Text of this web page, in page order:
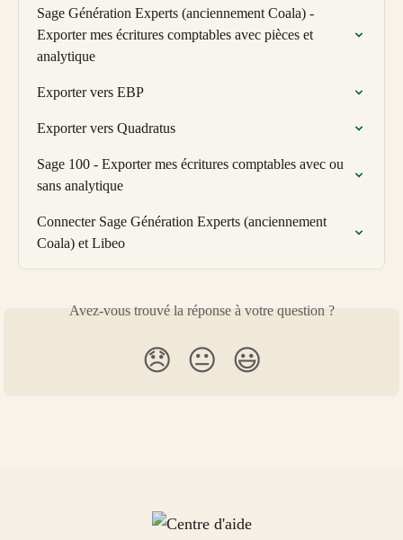
Sage Génération Experts (anciennement Coala) -
Exporter mes écritures comptables avec pièces et
analytique
Exporter vers EBP
Exporter vers Quadratus
Sage 100 - Exporter mes écritures comptables avec ou
sans analytique
Connecter Sage Génération Experts (anciennement
Coala) et Libeo
Avez-vous trouvé la réponse à votre question ?
😞 😐 😃